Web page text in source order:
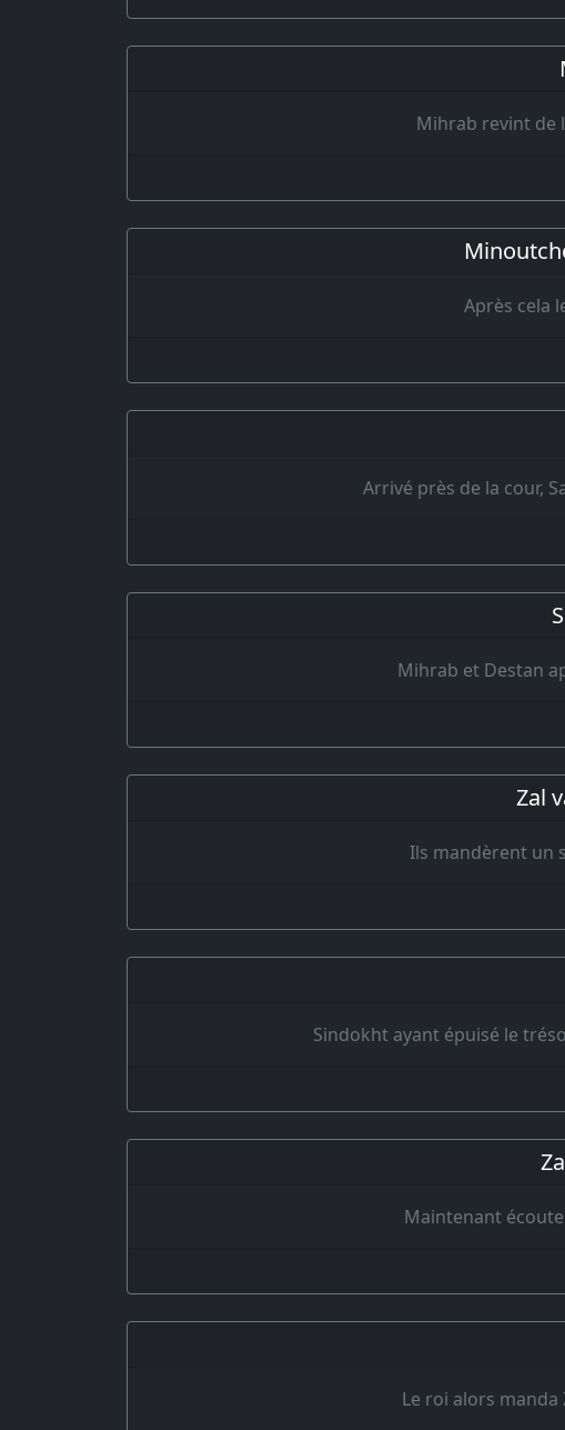
Mihrab revint de
Après cela
Arrivé près de la cour,
Mihrab et Destan
Zal
Ils mandèrent un
Sindokht ayant épuisé le
Maintenant
Le roi alors